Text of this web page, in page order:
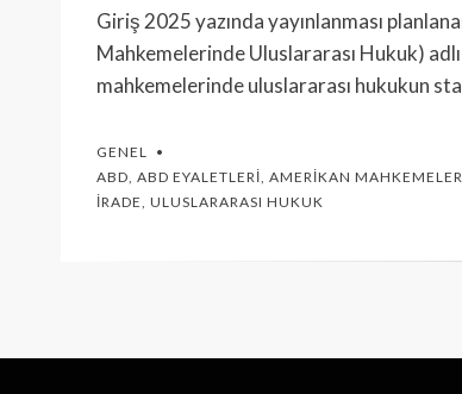
Giriş 2025 yazında yayınlanması
Mahkemelerinde Uluslararası Hukuk)
mahkemelerinde uluslararası hukukun
GENEL
ABD, ABD EYALETLERI, AMERIKAN
İRADE, ULUSLARARASI HUKUK